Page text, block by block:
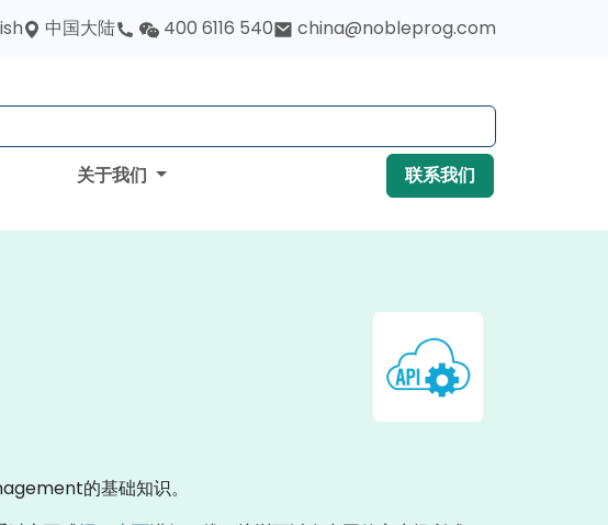
中国大陆 400 6116 540 china@nobleprog.com
关于我们 联系我们
的基础知识。